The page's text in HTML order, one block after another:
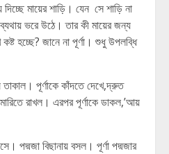
মায়ের শাড়ি। যেন সে শাড়ি না
ভরে উঠে। তার কী মায়ের জন্য
হচ্ছে? জানে না পূর্ণা। শুধু উপলব্ধি
তাকাল। পূর্ণাকে কাঁদতে দেখে,দ্রুত
রাখল। এরপর পূর্ণাকে ডাকল,’আয়
পদ্মজা বিছানায় বসল। পূর্ণা পদ্মজার